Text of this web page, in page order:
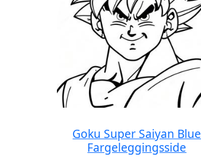
Goku Super Saiyan Blue
Fargeleggingsside